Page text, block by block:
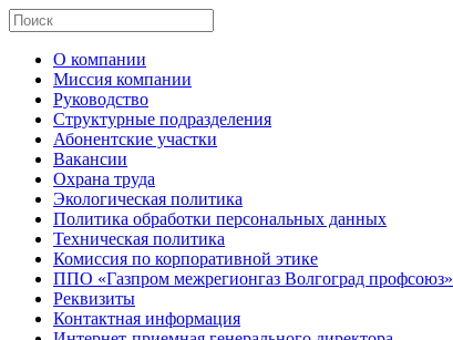
О компании
Миссия компании
Руководство
Структурные подразделения
Абонентские участки
Вакансии
Охрана труда
Экологическая политика
Политика обработки персональных данных
Техническая политика
Комиссия по корпоративной этике
ППО «Газпром межрегионгаз Волгоград профсоюз»
Реквизиты
Контактная информация